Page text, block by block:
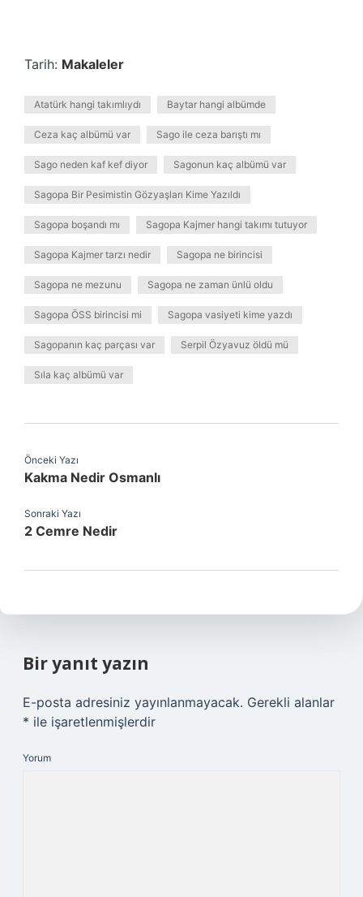
Tarih: Makaleler
Atatürk hangi takımlıydı Baytar hangi albümde
Ceza kaç albümü var Sago ile ceza barıştı mı
Sago neden kaf kef diyor Sagonun kaç albümü var
Sagopa Bir Pesimistin Gözyaşları Kime Yazıldı
Sagopa boşandı mı Sagopa Kajmer hangi takımı tutuyor
Sagopa Kajmer tarzı nedir Sagopa ne birincisi
Sagopa ne mezunu Sagopa ne zaman ünlü oldu
Sagopa ÖSS birincisi mi Sagopa vasiyeti kime yazdı
Sagopanın kaç parçası var Serpil Özyavuz öldü mü
Sıla kaç albümü var
Önceki Yazı
Kakma Nedir Osmanlı
Sonraki Yazı
2 Cemre Nedir
Bir yanıt yazın
E-posta adresiniz yayınlanmayacak. Gerekli alanlar
* ile işaretlenmişlerdir
Yorum